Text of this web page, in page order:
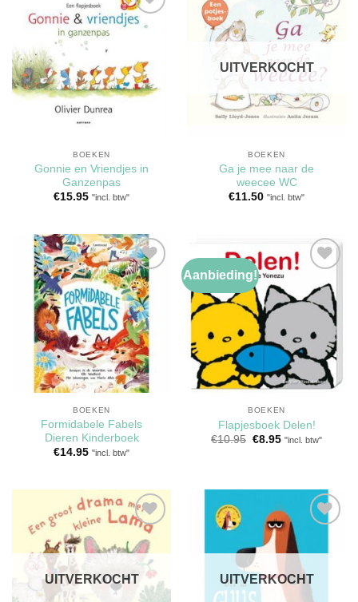
Toevoegen
BOEKEN
Gonnie en Vriendjes in
Ganzenpas
€15.95 "incl. btw"
Toevoegen
aan
verlanglijst
UITVERKOCHT
BOEKEN
Ga je mee naar de
weecee WC
€11.50 "incl. btw"
Toevoegen
aan
verlanglijst
BOEKEN
Formidabele Fabels
Dieren Kinderboek
€14.95 "incl. btw"
Aanbieding!
Toevoegen
aan
verlanglijst
BOEKEN
Flapjesboek Delen!
€10.95 Oorspronkelijke
€8.95Huidige
"incl. btw"
Toevoegen
aan
verlanglijst
UITVERKOCHT
Toevoegen
aan
verlanglijst
UITVERKOCHT